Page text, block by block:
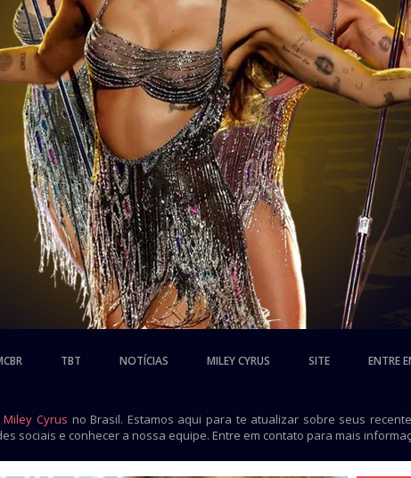
TBT NOTÍCIAS MILEY CYRUS SITE ENTRE
Miley Cyrus no Brasil. Estamos aqui para te atualizar sobre seus
sociais e conhecer a nossa equipe. Entre em contato para mais